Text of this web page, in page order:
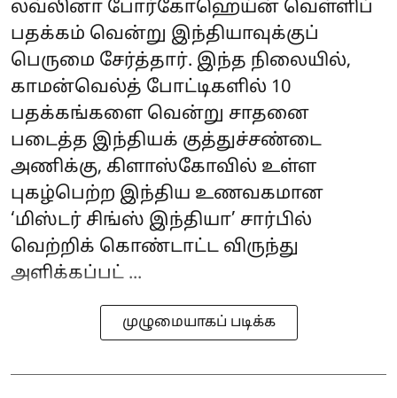
லவ்லினா போர்கோஹெய்ன் வெள்ளிப்
பதக்கம் வென்று இந்தியாவுக்குப்
பெருமை சேர்த்தார். இந்த நிலையில்,
காமன்வெல்த் போட்டிகளில் 10
பதக்கங்களை வென்று சாதனை
படைத்த இந்தியக் குத்துச்சண்டை
அணிக்கு, கிளாஸ்கோவில் உள்ள
புகழ்பெற்ற இந்திய உணவகமான
‘மிஸ்டர் சிங்ஸ் இந்தியா’ சார்பில்
வெற்றிக் கொண்டாட்ட விருந்து
அளிக்கப்பட் ...
முழுமையாகப் படிக்க